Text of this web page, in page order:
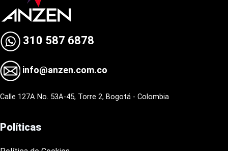
310 587 6878
info@anzen.com.co
Calle 127A No. 53A-45, Torre 2, Bogotá - Colombia
Políticas